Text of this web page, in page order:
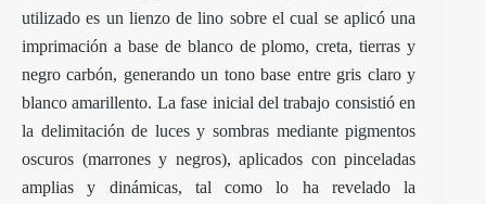
utilizado es un lienzo de lino sobre el cual se aplicó una
imprimación a base de blanco de plomo, creta, tierras y
negro carbón, generando un tono base entre gris claro y
blanco amarillento. La fase inicial del trabajo consistió en
la delimitación de luces y sombras mediante pigmentos
oscuros (marrones y negros), aplicados con pinceladas
amplias y dinámicas, tal como lo ha revelado la